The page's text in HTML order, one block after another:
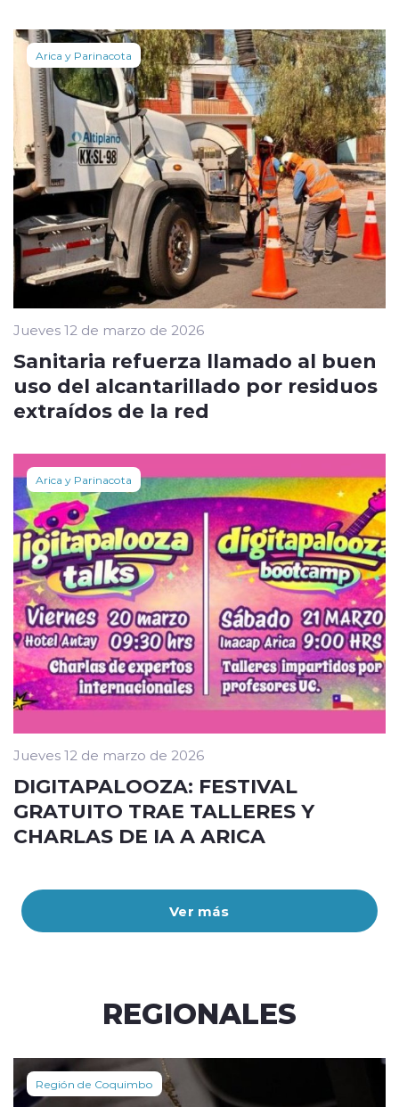
Ver más
Arica y Parinacota
Jueves 12 de marzo de 2026
Sanitaria refuerza llamado al buen
uso del alcantarillado por residuos
extraídos de la red
Arica y Parinacota
Jueves 12 de marzo de 2026
DIGITAPALOOZA: FESTIVAL
GRATUITO TRAE TALLERES Y
CHARLAS DE IA A ARICA
REGIONALES
Región de Coquimbo